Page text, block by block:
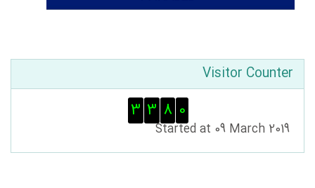
گذشتن از Visitor Counter
Visitor Counter
3 3 8 0
Started at 09 March 2019